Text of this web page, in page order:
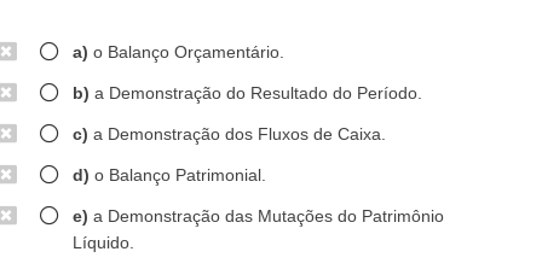
a) o Balanço Orçamentário.
b) a Demonstração do Resultado do Período.
c) a Demonstração dos Fluxos de Caixa.
d) o Balanço Patrimonial.
e) a Demonstração das Mutações do Patrimônio
Líquido.